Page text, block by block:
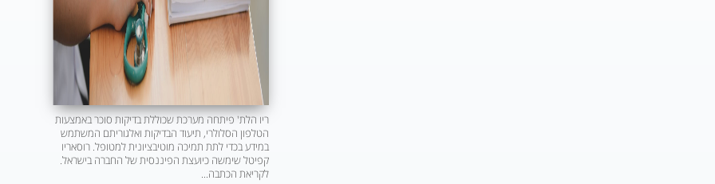
ריו הלת' פיתחה מערכת שכוללת בדיקות סוכר באמצעות
הטלפון הסלולרי, תיעוד הבדיקות ואלגוריתם המשתמש
במידע בכדי לתת תמיכה מוטיבציונית למטופל. רוסאריו
קפיטל שימשה כיועצת הפיננסית של החברה בישראל.
לקריאת הכתבה...